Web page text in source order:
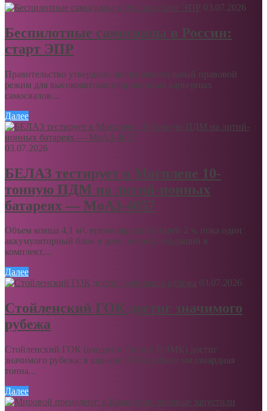
03.07.2026
Беспилотные самосвалы в России:
старт ЭПР
Правительство утвердило экспериментальный правовой
режим для высокоавтоматизированных карьерных
самосвалов....
Далее
03.07.2026
БЕЛАЗ тестирует в Могилеве 10-
тонную ПДМ на литий-ионных
батареях — МоАЗ-4057
Объем ковша 4,1 м³, время зарядки батарей 2 ч, пока один
аккумуляторный блок в деле, второй, входящий в
комплект,...
Далее
03.07.2026
Стойленский ГОК достиг значимого
рубежа
Стойленский ГОК (входит в Группу НЛМК) достиг
значимого рубежа: в карьере ГОКа добыта миллиардная
тонна...
Далее